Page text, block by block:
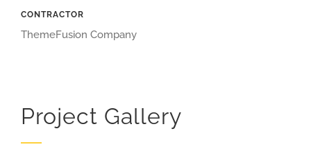
CONTRACTOR
ThemeFusion Company
Project Gallery